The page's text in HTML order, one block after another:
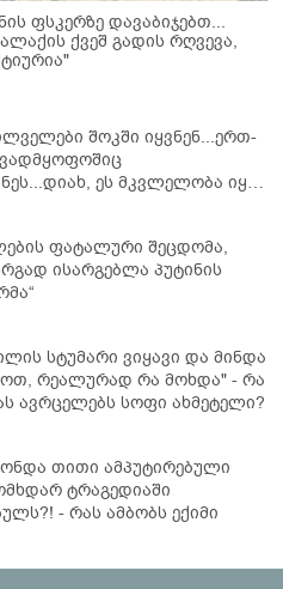
ფსკერზე დავაბიჯებთ...
ქვეშ გადის რღვევა,
შოკში იყვნენ...ერთ-
ეს მკვლელობა იყო"
ტრაგედიის
ფატალური შეცდომა,
ისარგებლა პუტინის
სტუმარი ვიყავი და მინდა
რეალურად რა მოხდა" - რა
ავრცელებს სოფი ახმეტელი?
თითი ამპუტირებული
ტრაგედიაში
- რას ამბობს ექიმი